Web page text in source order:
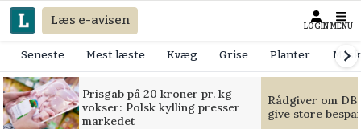
Læs e-avisen LOGIN MENU
Seneste Mest læste Kvæg Grise Planter
Prisgab på 20 kroner pr. kg
vokser: Polsk kylling presser
markedet
Rådgiver om
give store